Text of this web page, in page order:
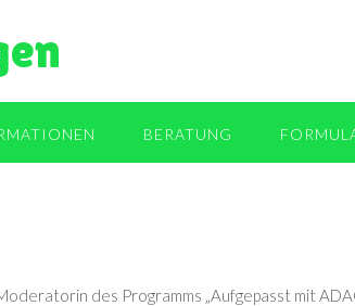
BERATUNG
des Programms „Aufgepasst mit